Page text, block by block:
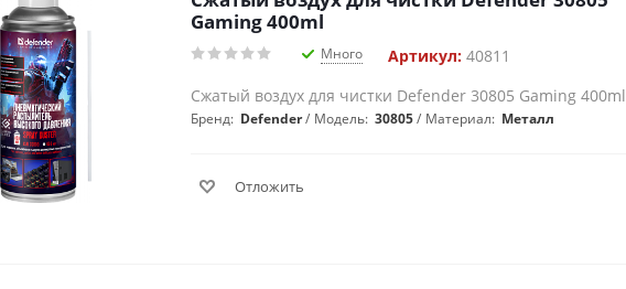
Gaming 400ml
Много Артикул: 40811
Сжатый воздух для чистки Defender 30805 Gaming 400ml
Бренд: Defender Модель: 30805 Материал: Металл
Отложить